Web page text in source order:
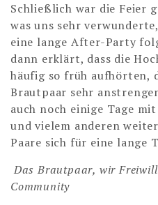
Schließlich war die Feier
was uns sehr
eine lange After-Party
dann erklärt, dass die
häufig so früh aufhörten,
Brautpaar sehr
auch noch einige Tage
und vielem anderen
Paare sich für eine lange
Das Brautpaar, wir
Community